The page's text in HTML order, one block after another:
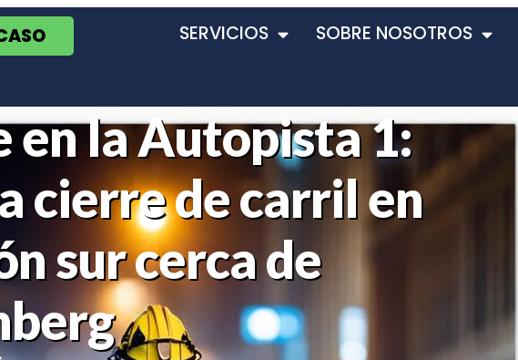
SERVICIOS SOBRE NOSOTROS
en la Autopista 1:
cierre de carril en
sur cerca de